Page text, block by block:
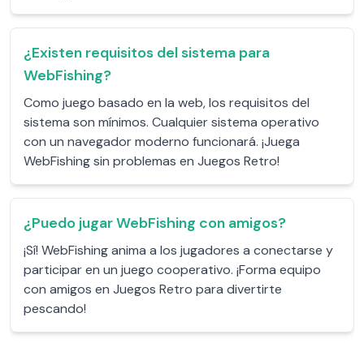
¿Existen requisitos del sistema para
WebFishing?
Como juego basado en la web, los requisitos del
sistema son mínimos. Cualquier sistema operativo
con un navegador moderno funcionará. ¡Juega
WebFishing sin problemas en Juegos Retro!
¿Puedo jugar WebFishing con amigos?
¡Sí! WebFishing anima a los jugadores a conectarse y
participar en un juego cooperativo. ¡Forma equipo
con amigos en Juegos Retro para divertirte
pescando!